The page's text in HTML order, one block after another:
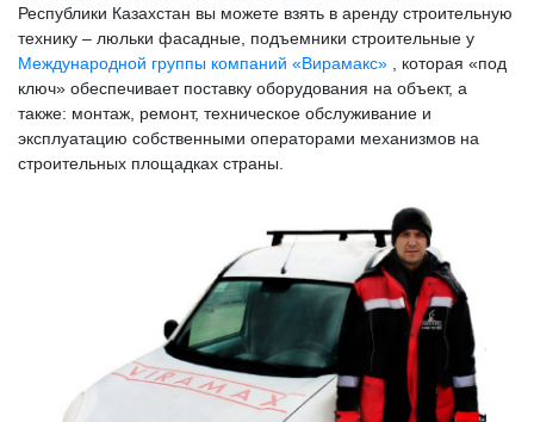
Республики Казахстан вы можете взять в аренду строительную
технику – люльки фасадные, подъемники строительные у
Международной группы компаний «Вирамакс» , которая «под
ключ» обеспечивает поставку оборудования на объект, а
также: монтаж, ремонт, техническое обслуживание и
эксплуатацию собственными операторами механизмов на
строительных площадках страны.